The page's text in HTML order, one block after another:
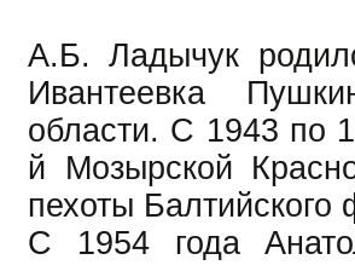
А.Б. Ладычук
Ивантеевка
области. С 1943 по
й Мозырской
пехоты Балтийского
С 1954 года